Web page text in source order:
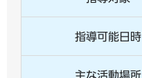
指導可能日時
主な活動場所